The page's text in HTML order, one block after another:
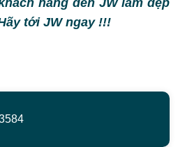
hàng đến JW làm đẹp
tới JW ngay !!!